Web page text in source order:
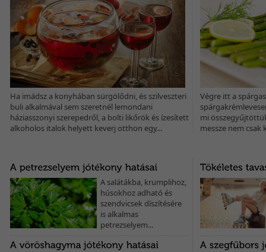
Ha imádsz a konyhában sürgölődni, és szilveszteri
buli alkalmával sem szeretnél lemondani
háziasszonyi szerepedről, a bolti likőrök és ízesített
alkoholos italok helyett keverj otthon egy...
Végre itt a
mi
messze nem
A salátákba, krumplihoz,
húsokhoz adható és
szendvicsek díszítésére
is alkalmas
petrezselyem...